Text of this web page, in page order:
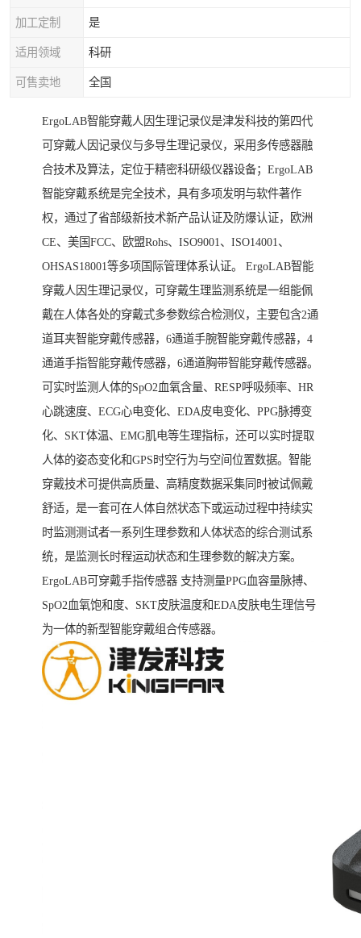
加工定制 是
适用领域 科研
可售卖地 全国
ErgoLAB智能穿戴人因生理记录仪是津发科技的第四代
可穿戴人因记录仪与多导生理记录仪，采用多传感器融
合技术及算法，定位于精密科研级仪器设备；ErgoLAB
智能穿戴系统是完全技术，具有多项发明与软件著作
权，通过了省部级新技术新产品认证及防爆认证，欧洲
CE、美国FCC、欧盟Rohs、ISO9001、ISO14001、
OHSAS18001等多项国际管理体系认证。 ErgoLAB智能
穿戴人因生理记录仪，可穿戴生理监测系统是一组能佩
戴在人体各处的穿戴式多参数综合检测仪，主要包含2通
道耳夹智能穿戴传感器，6通道手腕智能穿戴传感器，4
通道手指智能穿戴传感器，6通道胸带智能穿戴传感器。
可实时监测人体的SpO2血氧含量、RESP呼吸频率、HR
心跳速度、ECG心电变化、EDA皮电变化、PPG脉搏变
化、SKT体温、EMG肌电等生理指标，还可以实时提取
人体的姿态变化和GPS时空行为与空间位置数据。智能
穿戴技术可提供高质量、高精度数据采集同时被试佩戴
舒适，是一套可在人体自然状态下或运动过程中持续实
时监测测试者一系列生理参数和人体状态的综合测试系
统，是监测长时程运动状态和生理参数的解决方案。
ErgoLAB可穿戴手指传感器 支持测量PPG血容量脉搏、
SpO2血氧饱和度、SKT皮肤温度和EDA皮肤电生理信号
为一体的新型智能穿戴组合传感器。